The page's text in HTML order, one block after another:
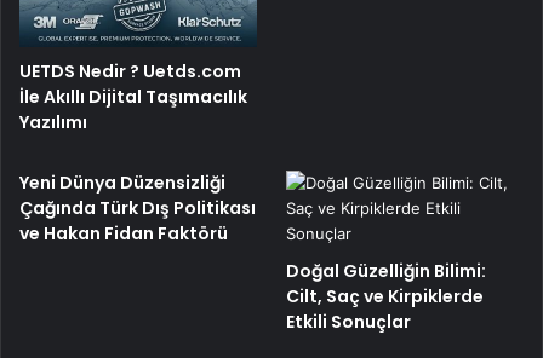
UETDS Nedir ? Uetds.com
İle Akıllı Dijital Taşımacılık
Yazılımı
Yeni Dünya Düzensizliği
Çağında Türk Dış Politikası
ve Hakan Fidan Faktörü
Doğal Güzelliğin Bilimi:
Cilt, Saç ve Kirpiklerde
Etkili Sonuçlar